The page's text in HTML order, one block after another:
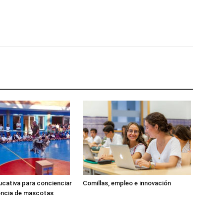
para concienciar
de mascotas
Comillas, empleo e innovación